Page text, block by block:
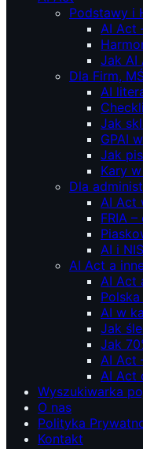
Podstawy i
AI Act
Jak AI
Dla Firm,
AI
Jak
GPAI
Jak
Kary
Dla
AI Act
FRIA
AI i
AI Act a
AI Act
AI w
Jak
Jak
AI Act
AI Act
Wyszukiwarka
O nas
Polityka
Kontakt